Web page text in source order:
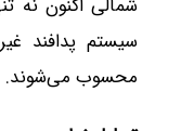
سیستم پدافند
محسوب می‌شوند.